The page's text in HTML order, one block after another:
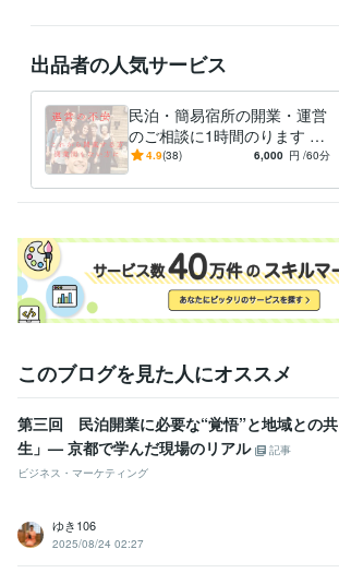
職歴
株式会社共佑
有限会社井村興産 2013年3月 ~ 2016年2月
株式会社ｃｌｉｐ 2021年11月 ~ 現在
資格・検定
日商簿記検定2級 取得年 : 2012年
国内旅行業務取扱管理者
ビジネス代行・事務代行 宿泊業アドバイス
民泊 コンサル
出品者の人気サービス
民泊・簡易宿所の開業・運営
のご相談に1時間のります 宿
泊業をしたい！でも売上が確
方に
4.9(38) 6,000 円 /60分
このブログを見た人にオススメ
第三回 民泊開業に必要な“覚悟”と地域との共
生」— 京都で学んだ現場のリアル
記事
ビジネス・マーケティング
ゆき106
2025/08/24 02:27